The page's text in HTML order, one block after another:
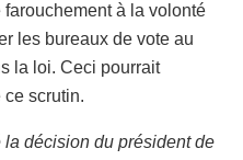
farouchement à la volonté
les bureaux de vote au
la loi. Ceci pourrait
scrutin.
décision du président de